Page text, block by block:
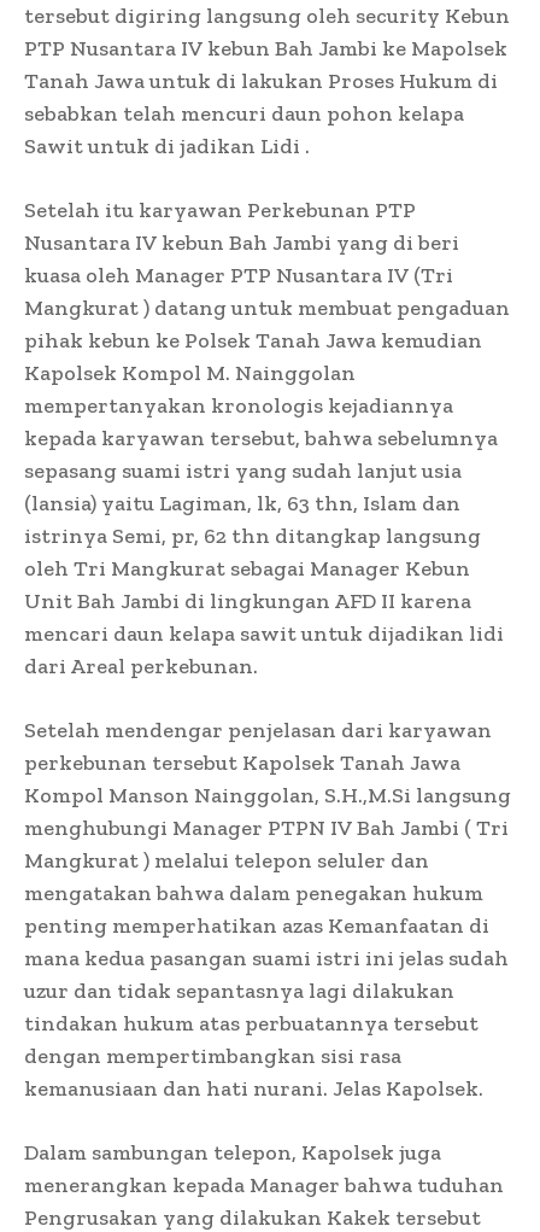
tersebut digiring langsung oleh security Kebun
PTP Nusantara IV kebun Bah Jambi ke Mapolsek
Tanah Jawa untuk di lakukan Proses Hukum di
sebabkan telah mencuri daun pohon kelapa
Sawit untuk di jadikan Lidi .
Setelah itu karyawan Perkebunan PTP
Nusantara IV kebun Bah Jambi yang di beri
kuasa oleh Manager PTP Nusantara IV (Tri
Mangkurat ) datang untuk membuat pengaduan
pihak kebun ke Polsek Tanah Jawa kemudian
Kapolsek Kompol M. Nainggolan
mempertanyakan kronologis kejadiannya
kepada karyawan tersebut, bahwa sebelumnya
sepasang suami istri yang sudah lanjut usia
(lansia) yaitu Lagiman, lk, 63 thn, Islam dan
istrinya Semi, pr, 62 thn ditangkap langsung
oleh Tri Mangkurat sebagai Manager Kebun
Unit Bah Jambi di lingkungan AFD II karena
mencari daun kelapa sawit untuk dijadikan lidi
dari Areal perkebunan.
Setelah mendengar penjelasan dari karyawan
perkebunan tersebut Kapolsek Tanah Jawa
Kompol Manson Nainggolan, S.H.,M.Si langsung
menghubungi Manager PTPN IV Bah Jambi ( Tri
Mangkurat ) melalui telepon seluler dan
mengatakan bahwa dalam penegakan hukum
penting memperhatikan azas Kemanfaatan di
mana kedua pasangan suami istri ini jelas sudah
uzur dan tidak sepantasnya lagi dilakukan
tindakan hukum atas perbuatannya tersebut
dengan mempertimbangkan sisi rasa
kemanusiaan dan hati nurani. Jelas Kapolsek.
Dalam sambungan telepon, Kapolsek juga
menerangkan kepada Manager bahwa tuduhan
Pengrusakan yang dilakukan Kakek tersebut